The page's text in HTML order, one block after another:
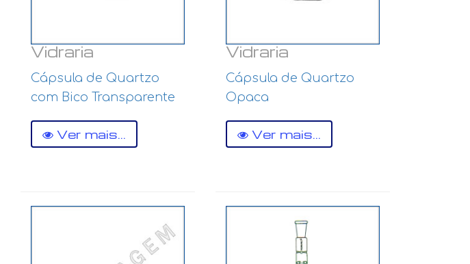
Vidraria
Cápsula de Quartzo
com Bico Transparente
Ver mais...
Vidraria
Cápsula de Quartzo
Opaca
Ver mais...